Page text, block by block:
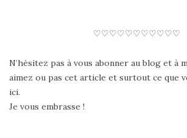
♡♡♡♡♡♡♡♡♡♡♡
N’hésitez pas à vous abonner au blog et à
aimez ou pas cet article et surtout ce que
ici.
Je vous embrasse !